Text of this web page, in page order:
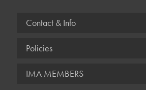
Contact & Info
Policies
IMA MEMBERS